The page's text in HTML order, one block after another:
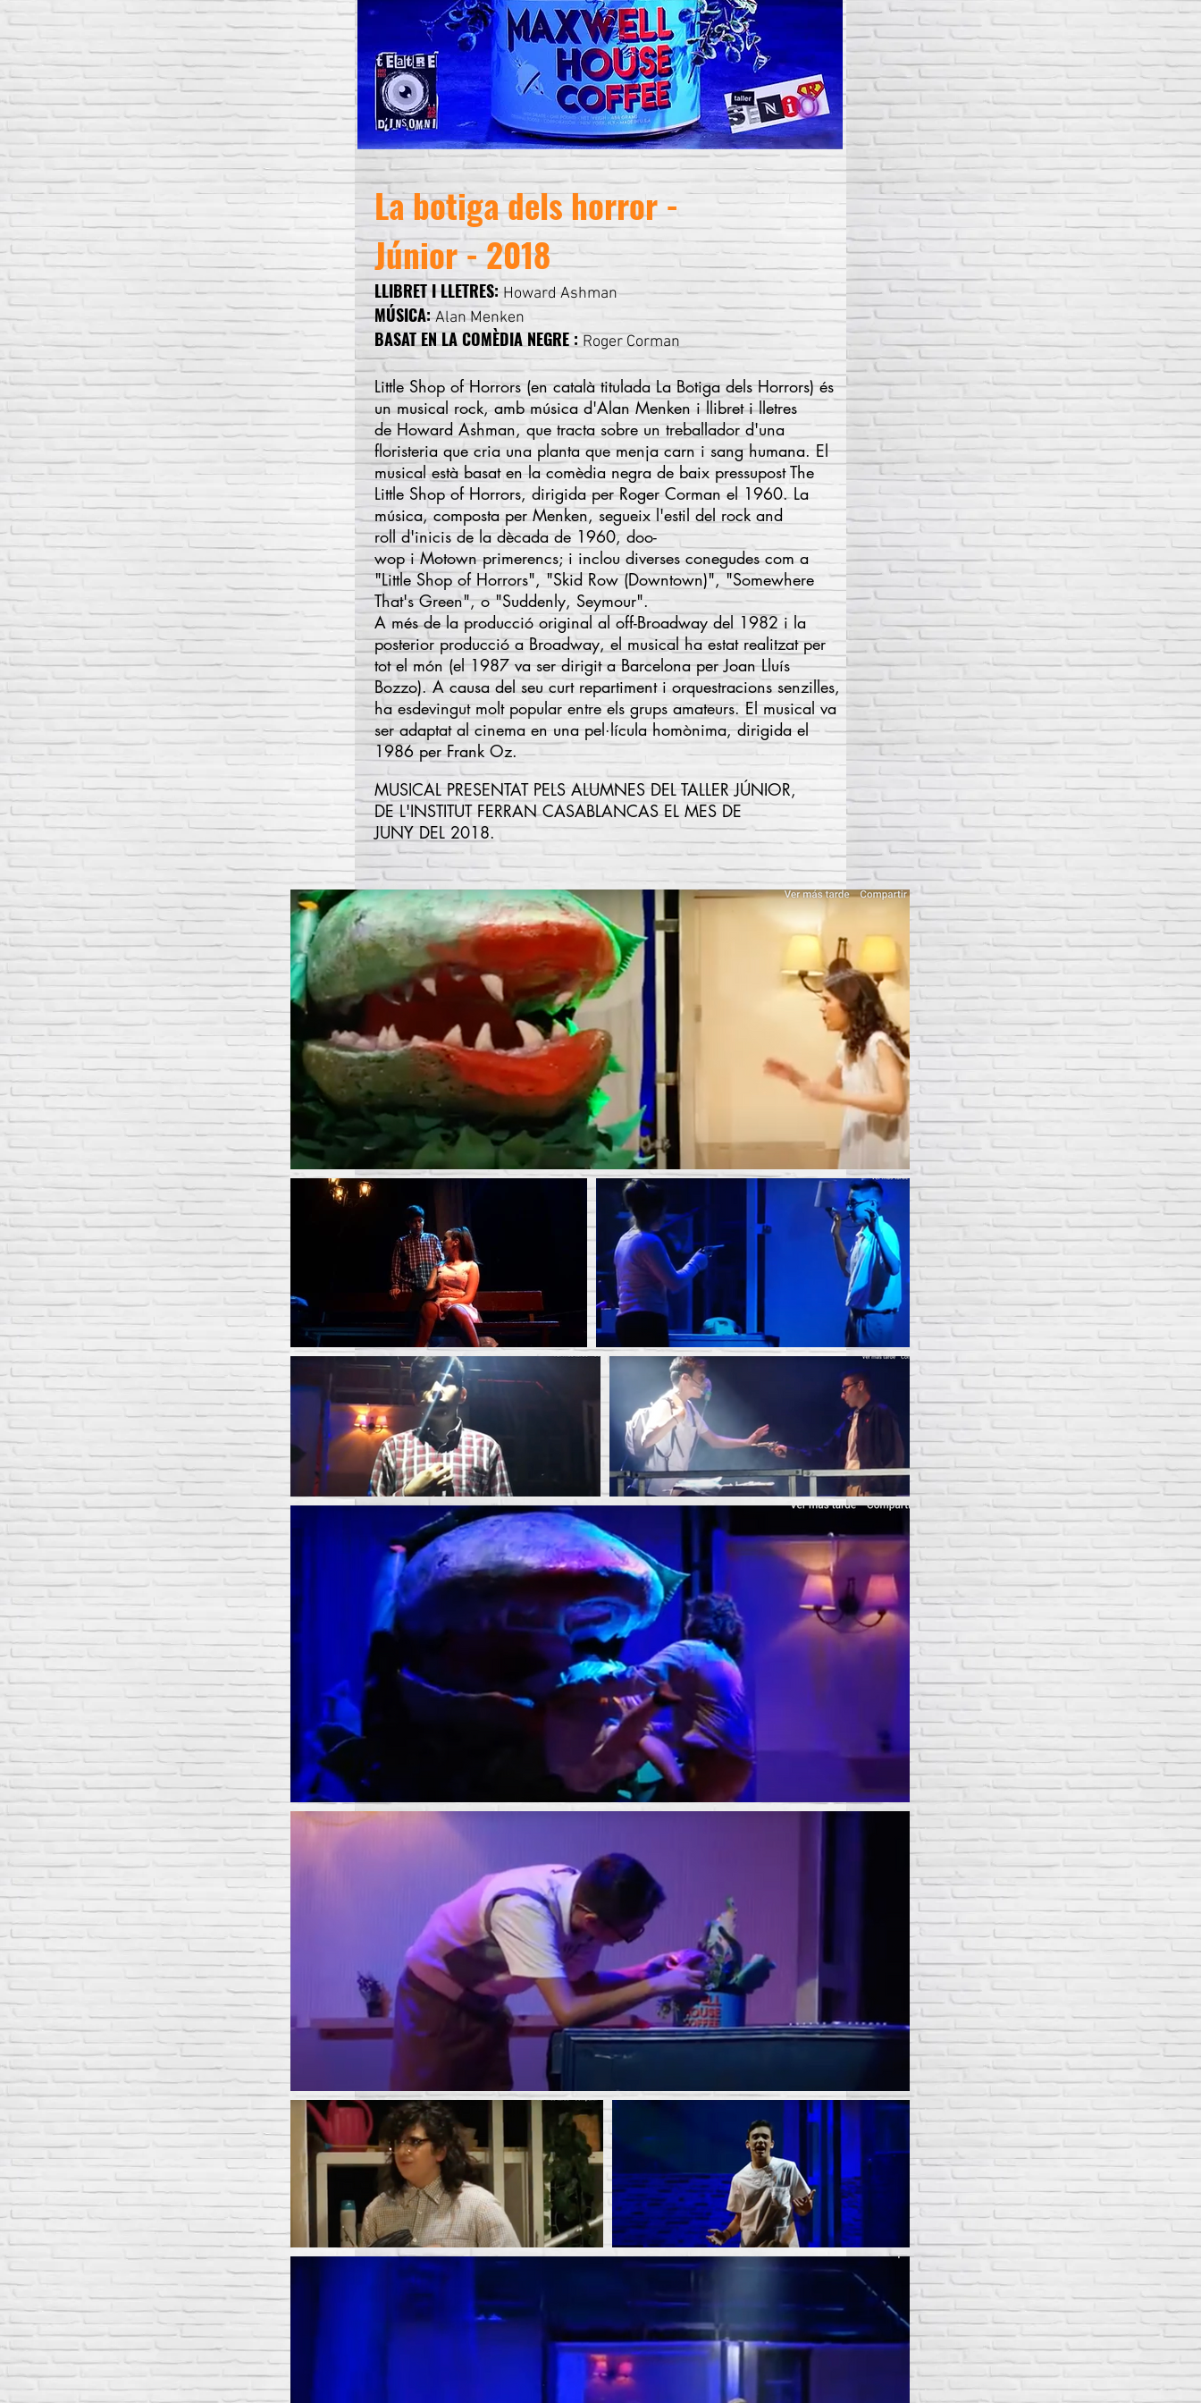
La botiga dels horror -
Júnior - 2018
LLIBRET I LLETRES: Howard Ashman
MÚSICA:Alan Menken
BASAT EN LA COMÈDIA NEGRE:Roger Corman
Little Shop of Horrors (en català titulada La Botiga dels Horrors) és
unmusical rock, amb música d'Alan Menken i llibret i lletres
deHoward Ashman, que tracta sobre un treballador d'una
floristeria que cria una planta que menja carn i sang humana. El
musical està basat en la comèdia negra de baix pressupostThe
Little Shop of Horrors, dirigida perRoger Corman el 1960. La
música, composta per Menken, segueix l'estil del rock and
rolld'inicis de la dècada de 1960, doo-
wopiMotownprimerencs; i inclou diverses conegudes com a
"Little Shop of Horrors", "Skid Row (Downtown)", "Somewhere
That's Green", o "Suddenly, Seymour".
A més de la producció original aloff-Broadwaydel 1982 i la
posterior producció aBroadway, el musical ha estat realitzat per
tot el món (el 1987 va ser dirigit a Barcelona perJoan Lluís
Bozzo). A causa del seu curt repartiment i orquestracions senzilles,
ha esdevingut molt popular entre els grups amateurs. El musical va
ser adaptat al cinema en unapel·lícula homònima, dirigida el
1986 perFrank Oz.
MUSICAL PRESENTAT PELS ALUMNES DEL TALLER JÚNIOR,
DE L'INSTITUT FERRAN CASABLANCAS EL MES DE
JUNY DEL 2018.